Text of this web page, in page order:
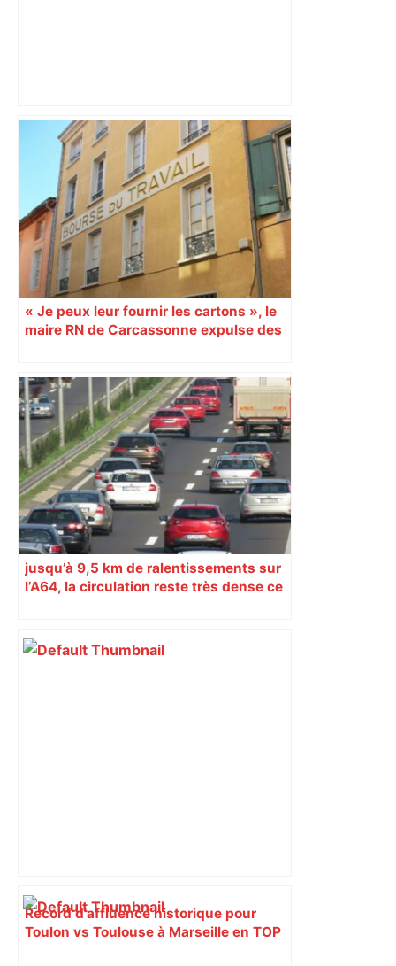
ENTRETIEN. Municipales 2026 à
Toulouse : sous le feu des critiques,
Briançon assume son alliance avec
Piquemal, "ce n’est pas un accord de
postes" – ladepeche.fr
« Je peux leur fournir les cartons », le
maire RN de Carcassonne expulse des
jusqu’à 9,5 km de ralentissements sur
l’A64, la circulation reste très dense ce
Record d'affluence historique pour
Toulon vs Toulouse à Marseille en TOP